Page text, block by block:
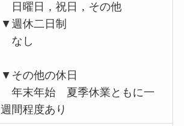
日曜日，祝日，その他
▼週休二日制
なし
▼その他の休日
年末年始 夏季休業ともに一
週間程度あり